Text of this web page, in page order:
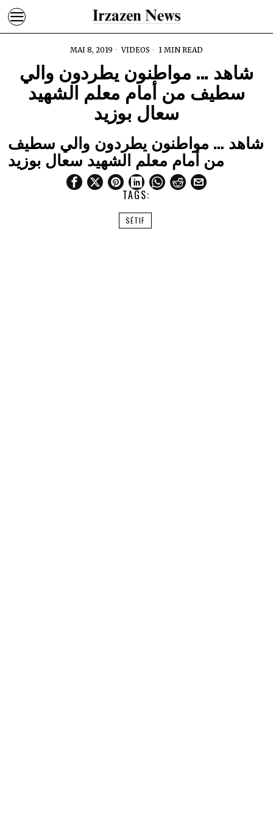
MAI 8, 2019 VIDEOS 1 MIN READ
شاهد … مواطنون يطردون والي
سطيف من أمام معلم الشهيد
سعال بوزيد
شاهد … مواطنون يطردون والي سطيف
من أمام معلم الشهيد سعال بوزيد
TAGS:
SÉTIF